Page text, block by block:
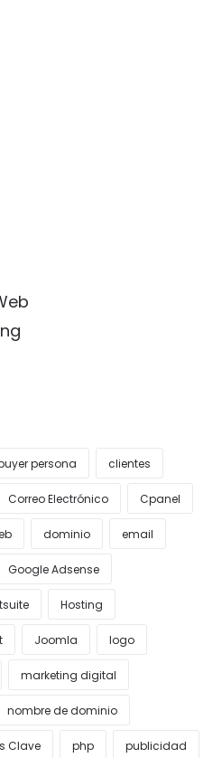
persona clientes
Correo Electrónico Cpanel
dominio email
Google Adsense
Hosting
Joomla logo
marketing digital
nombre de dominio
Clave php publicidad